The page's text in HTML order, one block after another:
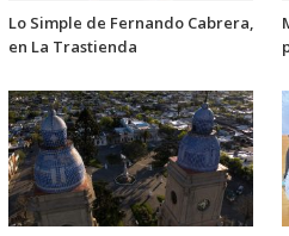
Lo Simple de Fernando Cabrera,
en La Trastienda